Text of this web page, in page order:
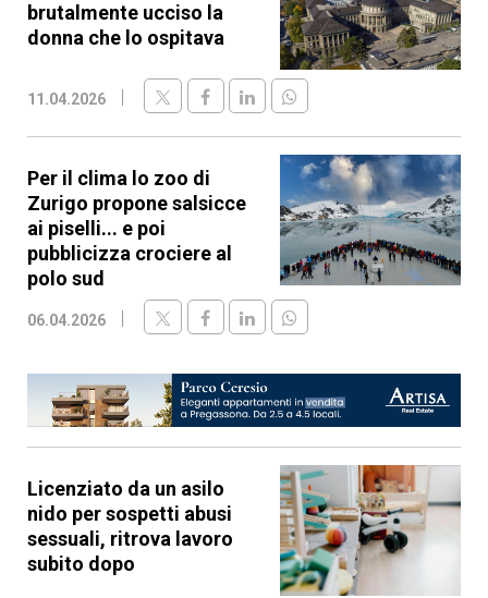
brutalmente ucciso la
donna che lo ospitava
11.04.2026
Per il clima lo zoo di
Zurigo propone salsicce
ai piselli... e poi
pubblicizza crociere al
polo sud
06.04.2026
Licenziato da un asilo
nido per sospetti abusi
sessuali, ritrova lavoro
subito dopo